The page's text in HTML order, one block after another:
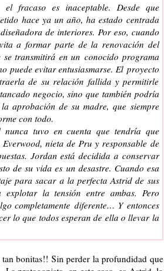
el fracaso es inaceptable. Desde que
hace ya un año, ha estado centrada
de interiores. Por eso, cuando
a formar parte de la renovación del
se transmitirá en un conocido programa
puede evitar entusiasmarse. El proyecto
de su relación fallida y permitirle
negocio, sino que también podría
aprobación de su madre, que siempre
con todo.
nunca tuvo en cuenta que tendría que
nieta de Pru y responsable de
Jordan está decidida a conservar
de su vida es un desastre. Cuando esa
para sacar a la perfecta Astrid de sus
la tensión entre ambas. Pero
completamente diferente… Y entonces
lo que todos esperan de ella o llevar la
bonitas!! Sin perder la profundidad que